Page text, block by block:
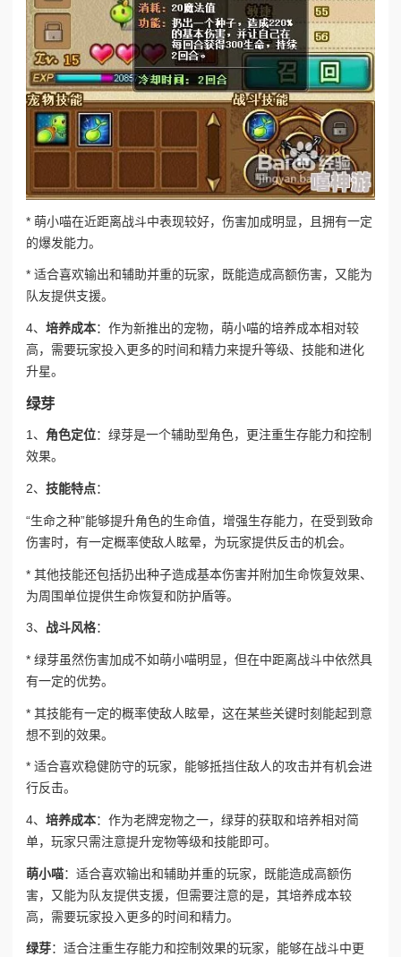
* 萌小喵在近距离战斗中表现较好，伤害加成明显，且拥有一定
的爆发能力。
* 适合喜欢输出和辅助并重的玩家，既能造成高额伤害，又能为
队友提供支援。
4、 培养成本：作为新推出的宠物，萌小喵的培养成本相对较
高，需要玩家投入更多的时间和精力来提升等级、技能和进化
升星。
绿芽
1、 角色定位：绿芽是一个辅助型角色，更注重生存能力和控制
效果。
2、 技能特点：
“生命之种”能够提升角色的生命值，增强生存能力，在受到致命
伤害时，有一定概率使敌人眩晕，为玩家提供反击的机会。
* 其他技能还包括扔出种子造成基本伤害并附加生命恢复效果、
为周围单位提供生命恢复和防护盾等。
3、 战斗风格：
* 绿芽虽然伤害加成不如萌小喵明显，但在中距离战斗中依然具
有一定的优势。
* 其技能有一定的概率使敌人眩晕，这在某些关键时刻能起到意
想不到的效果。
* 适合喜欢稳健防守的玩家，能够抵挡住敌人的攻击并有机会进
行反击。
4、 培养成本：作为老牌宠物之一，绿芽的获取和培养相对简
单，玩家只需注意提升宠物等级和技能即可。
萌小喵：适合喜欢输出和辅助并重的玩家，既能造成高额伤
害，又能为队友提供支援，但需要注意的是，其培养成本较
高，需要玩家投入更多的时间和精力。
绿芽：适合注重生存能力和控制效果的玩家，能够在战斗中更